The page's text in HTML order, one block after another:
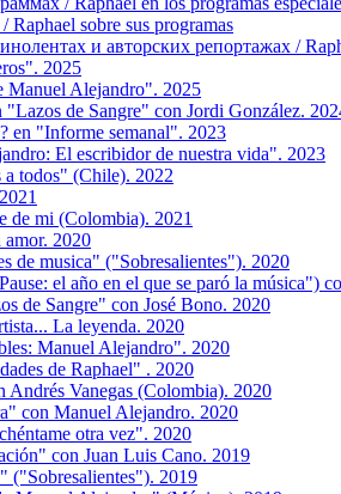
sobre sus programas
и авторских репортажах /
2025
Manuel Alejandro". 2025
"Lazos de Sangre" con Jordi González.
en "Informe semanal". 2023
El escribidor de nuestra vida". 2023
a todos" (Chile). 2022
de mi (Colombia). 2021
amor. 2020
de musica" ("Sobresalientes"). 2020
el año en el que se paró la música")
de Sangre" con José Bono. 2020
La leyenda. 2020
Manuel Alejandro". 2020
de Raphael" . 2020
Andrés Vanegas (Colombia). 2020
con Manuel Alejandro. 2020
otra vez". 2020
con Juan Luis Cano. 2019
("Sobresalientes"). 2019